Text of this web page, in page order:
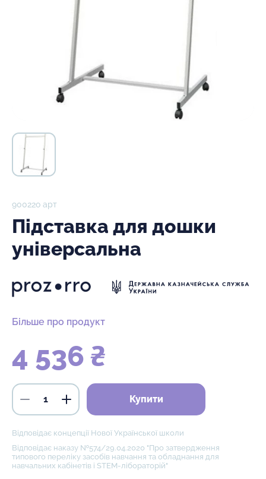
90022о арт
Підставка для дошки
універсальна
Більше про продукт
4 536 ₴
Купити
Відповідає концепції Нової Української школи
Відповідає наказу №574/29.04.2020 "Про затвердження
типового переліку засобів навчання та обладнання для
навчальних кабінетів і STEM-лібораторій"